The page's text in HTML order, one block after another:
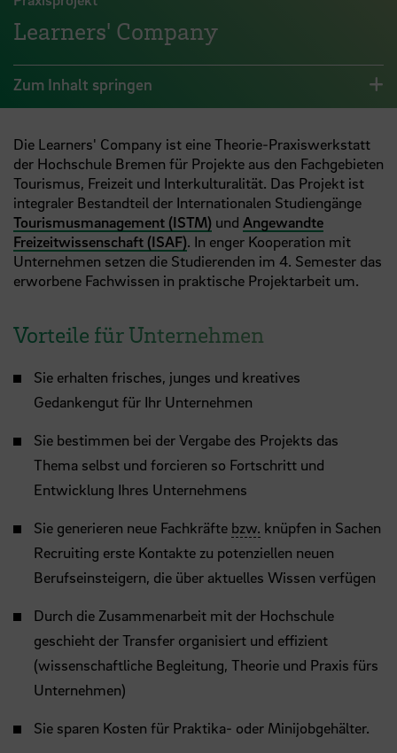
Learners' Company
Zum Inhalt springen
Die Learners' Company ist eine Theorie-Praxiswerkstatt
der Hochschule Bremen für Projekte aus den Fachgebieten
Tourismus, Freizeit und Interkulturalität. Das Projekt ist
integraler Bestandteil der Internationalen Studiengänge
Tourismusmanagement (ISTM) und Angewandte
Freizeitwissenschaft (ISAF). In enger Kooperation mit
Unternehmen setzen die Studierenden im 4. Semester das
erworbene Fachwissen in praktische Projektarbeit um.
Vorteile für Unternehmen
Sie erhalten frisches, junges und kreatives
Gedankengut für Ihr Unternehmen
Sie bestimmen bei der Vergabe des Projekts das
Thema selbst und forcieren so Fortschritt und
Entwicklung Ihres Unternehmens
Sie generieren neue Fachkräfte bzw. knüpfen in Sachen
Recruiting erste Kontakte zu potenziellen neuen
Berufseinsteigern, die über aktuelles Wissen verfügen
Durch die Zusammenarbeit mit der Hochschule
geschieht der Transfer organisiert und effizient
(wissenschaftliche Begleitung, Theorie und Praxis fürs
Unternehmen)
Sie sparen Kosten für Praktika- oder Minijobgehälter.